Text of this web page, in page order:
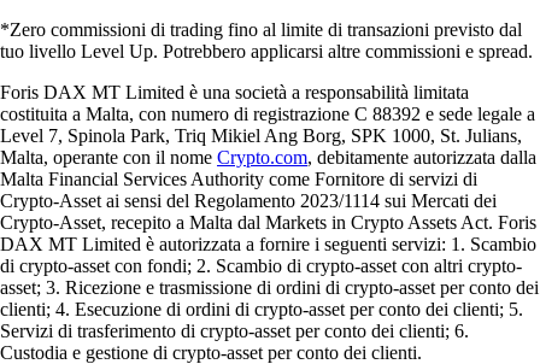
*Zero commissioni di trading fino al limite di transazioni previsto dal
tuo livello Level Up. Potrebbero applicarsi altre commissioni e spread.
Foris DAX MT Limited è una società a responsabilità limitata
costituita a Malta, con numero di registrazione C 88392 e sede legale a
Level 7, Spinola Park, Triq Mikiel Ang Borg, SPK 1000, St. Julians,
Malta, operante con il nome Crypto.com, debitamente autorizzata dalla
Malta Financial Services Authority come Fornitore di servizi di
Crypto-Asset ai sensi del Regolamento 2023/1114 sui Mercati dei
Crypto-Asset, recepito a Malta dal Markets in Crypto Assets Act. Foris
DAX MT Limited è autorizzata a fornire i seguenti servizi: 1. Scambio
di crypto-asset con fondi; 2. Scambio di crypto-asset con altri crypto-
asset; 3. Ricezione e trasmissione di ordini di crypto-asset per conto dei
clienti; 4. Esecuzione di ordini di crypto-asset per conto dei clienti; 5.
Servizi di trasferimento di crypto-asset per conto dei clienti; 6.
Custodia e gestione di crypto-asset per conto dei clienti.